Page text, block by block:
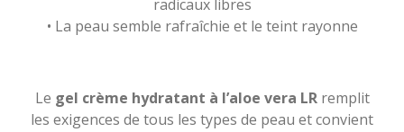
radicaux libres
• La peau semble rafraîchie et le teint rayonne
Le gel crème hydratant à l’aloe vera LRremplit
les exigences de tous les types de peau et convient